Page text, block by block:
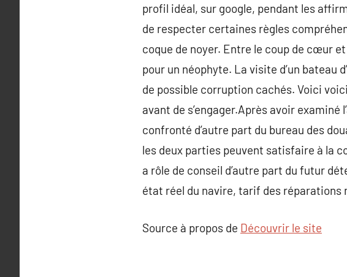
profil idéal, sur google, pendant les
de respecter certaines règles
coque de noyer. Entre le coup de cœur
pour un néophyte. La visite d’un bateau
de possible corruption cachés. Voici
avant de s’engager.Après avoir
confronté d’autre part du bureau des
les deux parties peuvent satisfaire à la
a rôle de conseil d’autre part du futur
état réel du navire, tarif des réparations
Source à propos de Découvrir le site